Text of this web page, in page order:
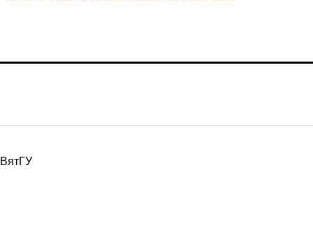
ВятГУ